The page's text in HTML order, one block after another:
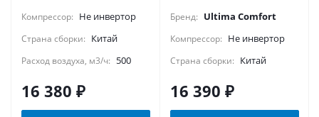
Компрессор: Не инвертор
Страна сборки: Китай
Расход воздуха, м3/ч: 500
16 380 ₽
Бренд: Ultima Comfort
Компрессор: Не инвертор
Страна сборки: Китай
16 390 ₽